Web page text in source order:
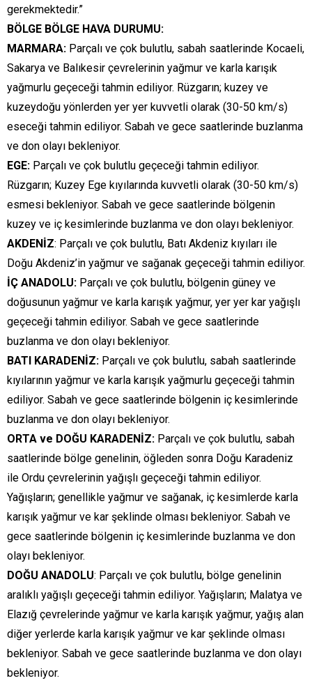
gerekmektedir.”
BÖLGE BÖLGE HAVA DURUMU:
MARMARA: Parçalı ve çok bulutlu, sabah saatlerinde Kocaeli,
Sakarya ve Balıkesir çevrelerinin yağmur ve karla karışık
yağmurlu geçeceği tahmin ediliyor. Rüzgarın; kuzey ve
kuzeydoğu yönlerden yer yer kuvvetli olarak (30-50 km/s)
eseceği tahmin ediliyor. Sabah ve gece saatlerinde buzlanma
ve don olayı bekleniyor.
EGE: Parçalı ve çok bulutlu geçeceği tahmin ediliyor.
Rüzgarın; Kuzey Ege kıyılarında kuvvetli olarak (30-50 km/s)
esmesi bekleniyor. Sabah ve gece saatlerinde bölgenin
kuzey ve iç kesimlerinde buzlanma ve don olayı bekleniyor.
AKDENİZ: Parçalı ve çok bulutlu, Batı Akdeniz kıyıları ile
Doğu Akdeniz’in yağmur ve sağanak geçeceği tahmin ediliyor.
İÇ ANADOLU: Parçalı ve çok bulutlu, bölgenin güney ve
doğusunun yağmur ve karla karışık yağmur, yer yer kar yağışlı
geçeceği tahmin ediliyor. Sabah ve gece saatlerinde
buzlanma ve don olayı bekleniyor.
BATI KARADENİZ: Parçalı ve çok bulutlu, sabah saatlerinde
kıyılarının yağmur ve karla karışık yağmurlu geçeceği tahmin
ediliyor. Sabah ve gece saatlerinde bölgenin iç kesimlerinde
buzlanma ve don olayı bekleniyor.
ORTA ve DOĞU KARADENİZ: Parçalı ve çok bulutlu, sabah
saatlerinde bölge genelinin, öğleden sonra Doğu Karadeniz
ile Ordu çevrelerinin yağışlı geçeceği tahmin ediliyor.
Yağışların; genellikle yağmur ve sağanak, iç kesimlerde karla
karışık yağmur ve kar şeklinde olması bekleniyor. Sabah ve
gece saatlerinde bölgenin iç kesimlerinde buzlanma ve don
olayı bekleniyor.
DOĞU ANADOLU: Parçalı ve çok bulutlu, bölge genelinin
aralıklı yağışlı geçeceği tahmin ediliyor. Yağışların; Malatya ve
Elazığ çevrelerinde yağmur ve karla karışık yağmur, yağış alan
diğer yerlerde karla karışık yağmur ve kar şeklinde olması
bekleniyor. Sabah ve gece saatlerinde buzlanma ve don olayı
bekleniyor.